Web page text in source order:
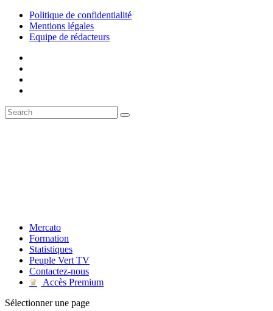
Politique de confidentialité
Mentions légales
Equipe de rédacteurs
Mercato
Formation
Statistiques
Peuple Vert TV
Contactez-nous
♛
Accès Premium
Sélectionner une page